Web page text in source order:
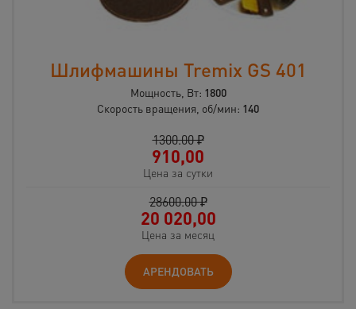
Шлифмашины Tremix GS 401
Мощность, Вт: 1800
Скорость вращения, об/мин: 140
1300.00 ₽
910,00
Цена за сутки
28600.00 ₽
20 020,00
Цена за месяц
АРЕНДОВАТЬ